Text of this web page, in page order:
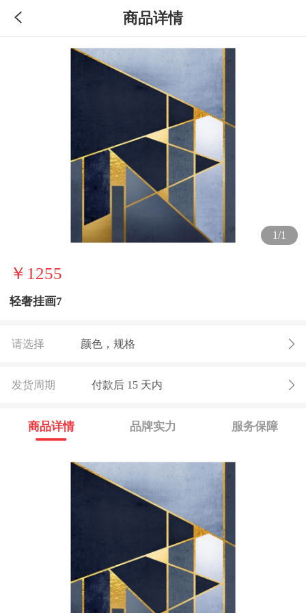
商品详情
1/1
￥1255
轻奢挂画7
请选择 颜色，规格
发货周期 付款后 15 天内
商品详情 品牌实力 服务保障